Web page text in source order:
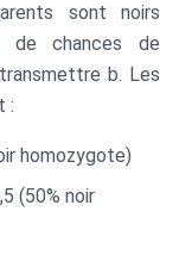
sont noirs
de chances de
b. Les
:
homozygote)
(50% noir